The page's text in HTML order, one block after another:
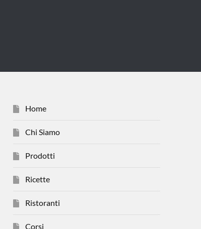
Home
Chi Siamo
Prodotti
Ricette
Ristoranti
Corsi